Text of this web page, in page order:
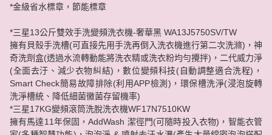
*金級省水標章，節能標章
*三星13公斤雙效手洗變頻洗衣機-奢華黑 WA13J5750SV/TW
擁有貝殼手洗槽(可直接先用手洗再倒入洗衣機進行第二次洗滌)，神
奇洗劑盒(透過水流轉動能將洗衣精或洗衣粉均勻攪拌)，二代威力淨
(全面去汙、減少衣物糾結)，數位變頻科技(自動調整適合洗程)，
Smart Check簡易故障排除(利用APP檢測)，環保槽洗淨(浸泡旋轉
洗淨槽統、降低細菌黴菌存留機率)
*三星17KG變頻滾筒洗脫洗衣機WF17N7510KW
擁有馬達11年保固，AddWash 潔徑門(可隨時投入衣物)，智能衣管